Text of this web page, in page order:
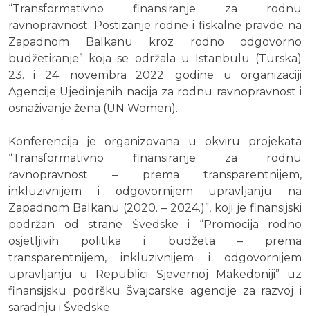
“Transformativno finansiranje za rodnu
ravnopravnost: Postizanje rodne i fiskalne pravde na
Zapadnom Balkanu kroz rodno odgovorno
budžetiranje” koja se održala u Istanbulu (Turska)
23. i 24. novembra 2022. godine u organizaciji
Agencije Ujedinjenih nacija za rodnu ravnopravnost i
osnaživanje žena (UN Women).
Konferencija je organizovana u okviru projekata
“Transformativno finansiranje za rodnu
ravnopravnost – prema transparentnijem,
inkluzivnijem i odgovornijem upravljanju na
Zapadnom Balkanu (2020. – 2024.)”, koji je finansijski
podržan od strane Švedske i “Promocija rodno
osjetljivih politika i budžeta – prema
transparentnijem, inkluzivnijem i odgovornijem
upravljanju u Republici Sjevernoj Makedoniji” uz
finansijsku podršku Švajcarske agencije za razvoj i
saradnju i Švedske.